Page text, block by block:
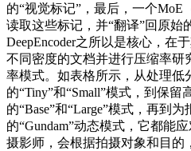
的“视觉标记”，最后，一个MoE
读取这些标记，并“翻译”回原始
DeepEncoder之所以是核心，在
不同密度的文档并进行压缩率研
率模式。如表格所示，从处理低
的“Tiny”和“Small”模式，到保留
的“Base”和“Large”模式，再到
的“Gundam”动态模式，它都能
摄影师，会根据拍摄对象和目的